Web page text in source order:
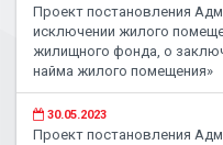
Проект постановления
исключении жилого
жилищного фонда, о
найма жилого помещения»
30.05.2023
Проект постановления